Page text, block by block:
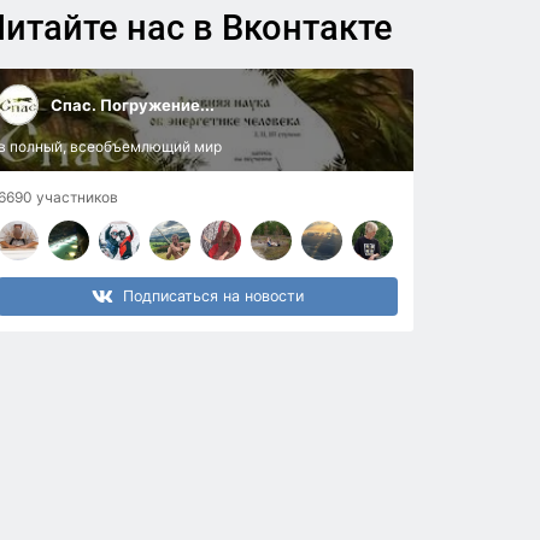
нас в Вконтакте
Спас. Погружение...
полный, всеобъемлющий мир
участников
Подписаться на новости